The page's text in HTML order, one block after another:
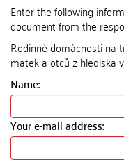
Enter the following
document from the
Rodinné domácnosti na
matek a otců z hlediska
Name:
Your e-mail address: